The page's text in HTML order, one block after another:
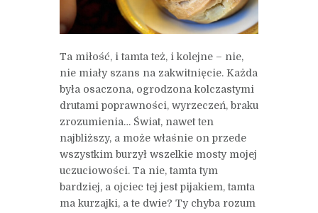
Ta miłość, i tamta też, i kolejne – nie,
nie miały szans na zakwitnięcie. Każda
była osaczona, ogrodzona kolczastymi
drutami poprawności, wyrzeczeń, braku
zrozumienia… Świat, nawet ten
najbliższy, a może właśnie on przede
wszystkim burzył wszelkie mosty mojej
uczuciowości. Ta nie, tamta tym
bardziej, a ojciec tej jest pijakiem, tamta
ma kurzajki, a te dwie? Ty chyba rozum